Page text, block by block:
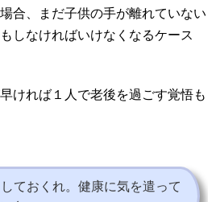
合、まだ子供の手が離れていない
しなければいけなくなるケース
ければ１人で老後を過ごす覚悟も
ておくれ。健康に気を遣って